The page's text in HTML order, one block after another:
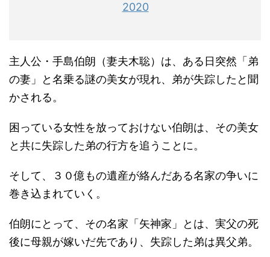
2020
主人公・手島伯朗（妻夫木聡）は、ある日突然「弟
の妻」と名乗る謎の美女が現れ、弟が失踪したと聞
かされる。
困っている女性を放っておけない伯朗は、その美女
と共に失踪した弟の行方を追うことに。
そして、３０億もの遺産が絡んだある名家の争いに
巻き込まれていく。
伯朗にとって、その名家「矢神家」とは、実父の死
後に母親が嫁いだ先であり、失踪した弟は異父弟。